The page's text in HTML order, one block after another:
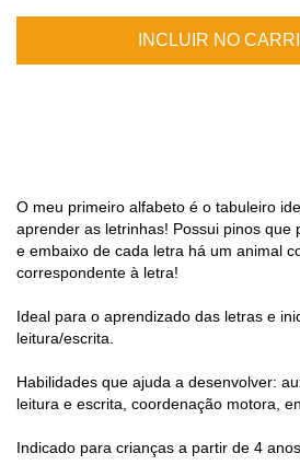
O meu primeiro alfabeto é o tabuleiro
aprender as letrinhas! Possui pinos que
e embaixo de cada letra há um animal
correspondente à letra!
Ideal para o aprendizado das letras e
leitura/escrita.
Habilidades que ajuda a desenvolver:
leitura e escrita, coordenação motora,
Indicado para crianças a partir de 4